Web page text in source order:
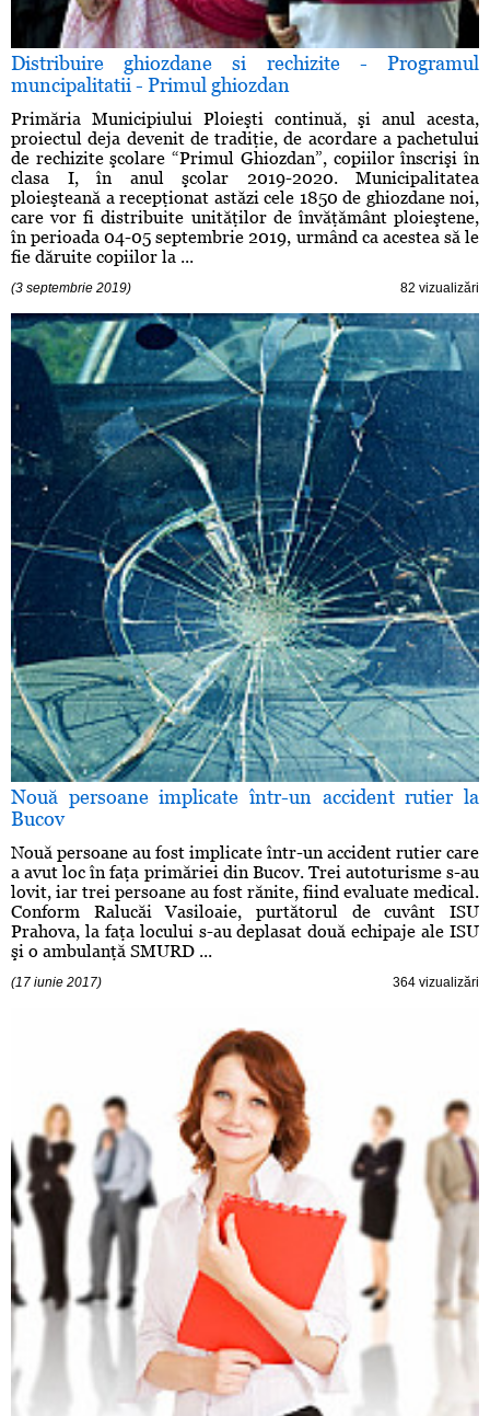
Distribuire ghiozdane si rechizite - Programul
muncipalitatii - Primul ghiozdan
Primăria Municipiului Ploieşti continuă, şi anul acesta,
proiectul deja devenit de tradiţie, de acordare a pachetului
de rechizite şcolare “Primul Ghiozdan”, copiilor înscrişi în
clasa I, în anul şcolar 2019-2020. Municipalitatea
ploieşteană a recepţionat astăzi cele 1850 de ghiozdane noi,
care vor fi distribuite unităţilor de învăţământ ploieştene,
în perioada 04-05 septembrie 2019, urmând ca acestea să le
fie dăruite copiilor la ...
(3 septembrie 2019) 82 vizualizări
Nouă persoane implicate într-un accident rutier la
Bucov
Nouă persoane au fost implicate într-un accident rutier care
a avut loc în faţa primăriei din Bucov. Trei autoturisme s-au
lovit, iar trei persoane au fost rănite, fiind evaluate medical.
Conform Ralucăi Vasiloaie, purtătorul de cuvânt ISU
Prahova, la faţa locului s-au deplasat două echipaje ale ISU
şi o ambulanţă SMURD ...
(17 iunie 2017) 364 vizualizări